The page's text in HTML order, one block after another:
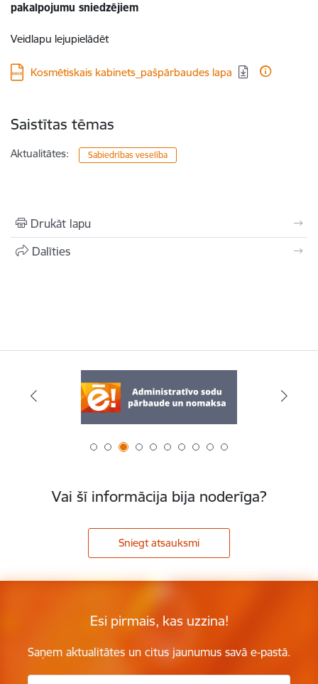
pakalpojumu sniedzējiem
Veidlapu lejupielādēt
Lejupielādēt:
Kosmētiskais kabinets_pašpārbaudes lapa
Saistītas tēmas
Aktualitātes: Sabiedrības veselība
Drukāt lapu
Dalīties
Vai šī informācija bija noderīga?
Sniegt atsauksmi
Esi pirmais, kas uzzina!
Saņem aktualitātes un citus jaunumus savā e-pastā.